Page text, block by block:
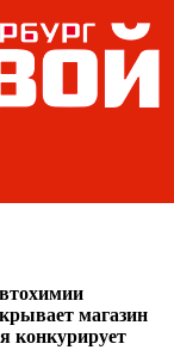
магазин
конкурирует